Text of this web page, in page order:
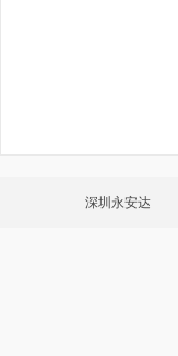
深圳永安达